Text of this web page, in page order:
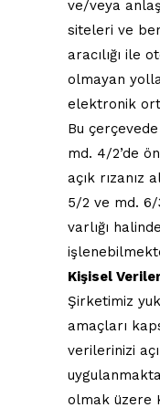
ve/veya
siteleri ve
aracılığı ile
olmayan
elektronik
Bu
md. 4/2’de
açık rızanız
5/2 ve md. 6/
varlığı
Kişisel
Şirketimiz
amaçları
verilerinizi
olmak üzere